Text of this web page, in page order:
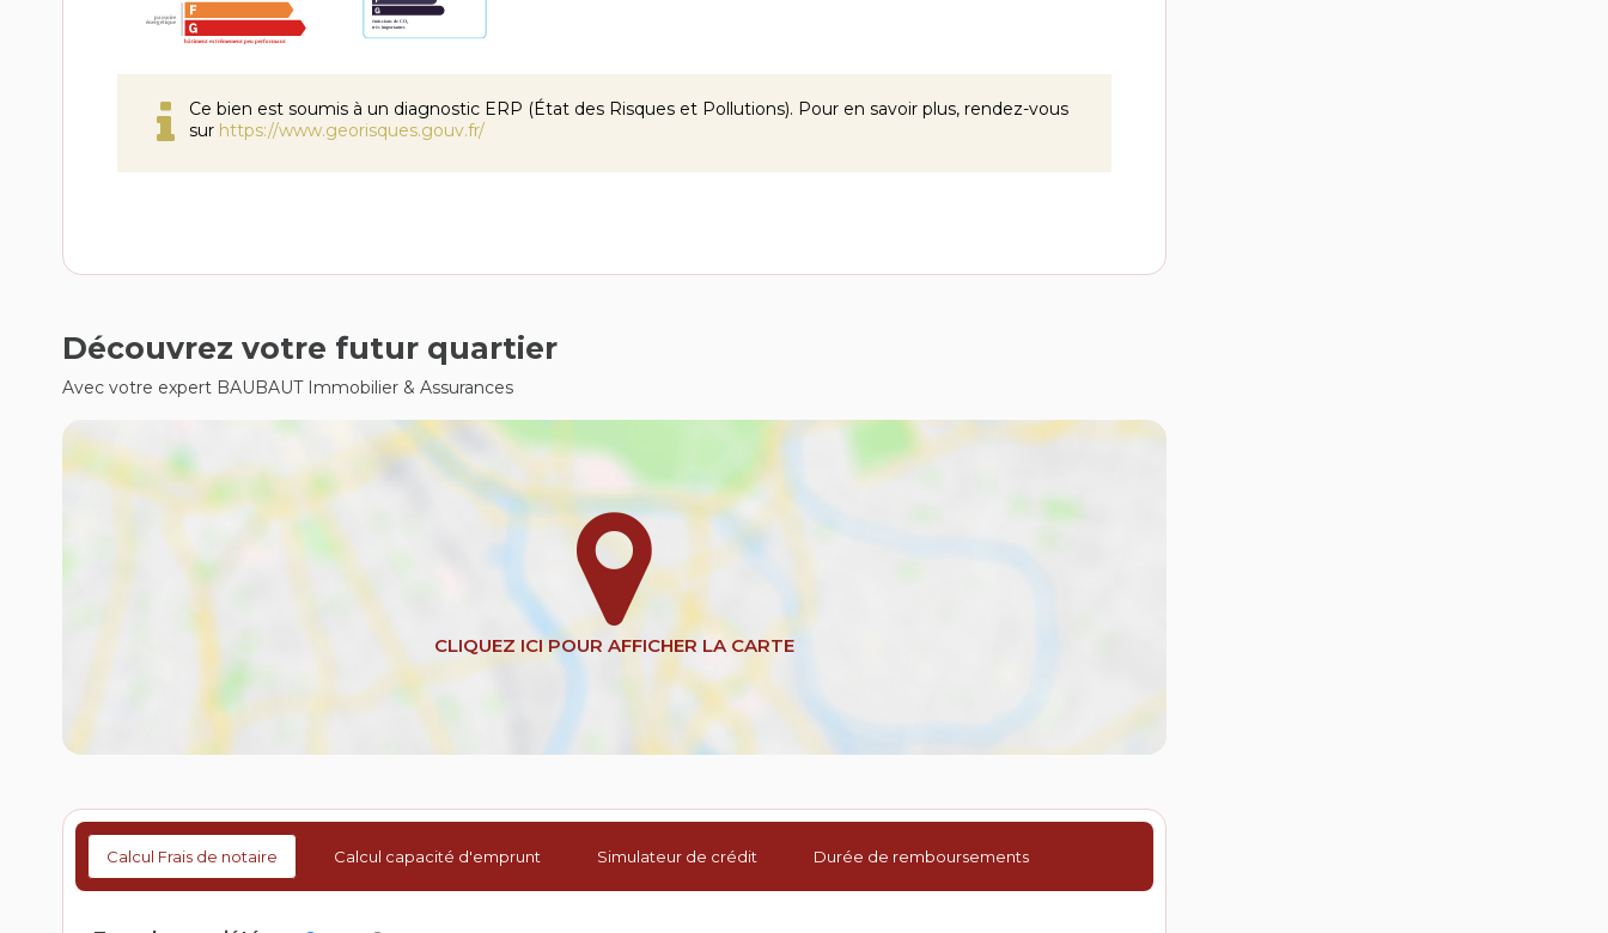
Ce bien est soumis à un diagnostic ERP (État des Risques et Pollutions). Pour en savoir plus, rendez-vous
sur https://www.georisques.gouv.fr/
Découvrez votre futur quartier
Avec votre expert BAUBAUT Immobilier & Assurances
Calcul Frais de notaire Calcul capacité d'emprunt Simulateur de crédit Durée de remboursements